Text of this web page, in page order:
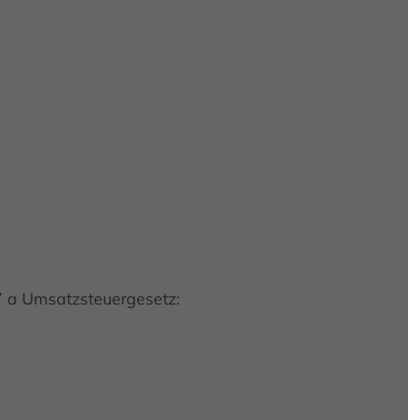
Umsatzsteuergesetz: